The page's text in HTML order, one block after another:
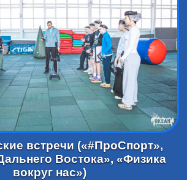
встречи («#ПроСпорт»,
Востока», «Физика
вокруг нас»)